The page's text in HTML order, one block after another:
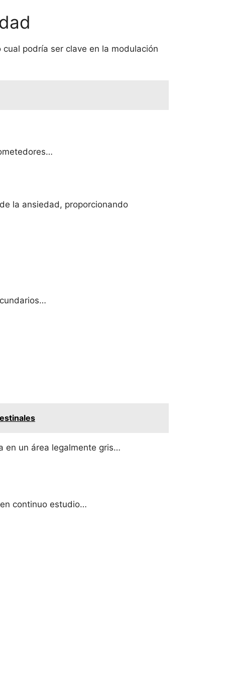
cual podría ser clave en la modulación
la ansiedad, proporcionando
en un área legalmente gris…
continuo estudio…